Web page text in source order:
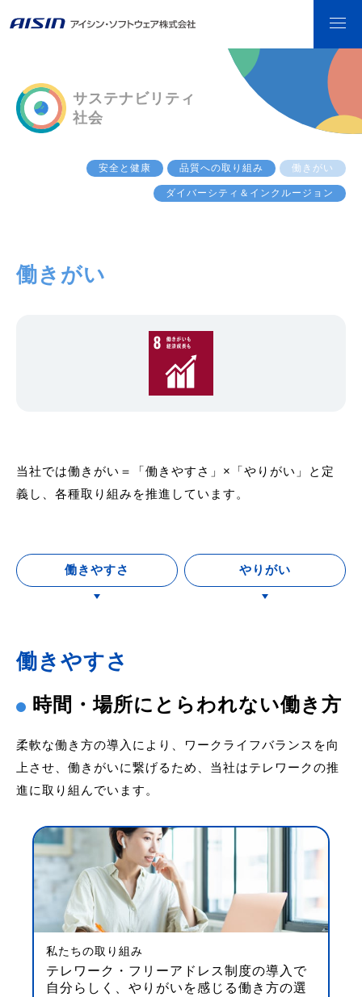
サステナビリティ
社会
安全と健康 品質への取り組み 働きがい
ダイバーシティ＆インクルージョン
働きがい
当社では働きがい＝「働きやすさ」×「やりがい」と定
義し、各種取り組みを推進しています。
働きやすさ やりがい
働きやすさ
時間・場所にとらわれない働き方
柔軟な働き方の導入により、ワークライフバランスを向
上させ、働きがいに繋げるため、当社はテレワークの推
進に取り組んでいます。
私たちの取り組み
テレワーク・フリーアドレス制度の導入で
自分らしく、 やりがいを感じる働き方の選